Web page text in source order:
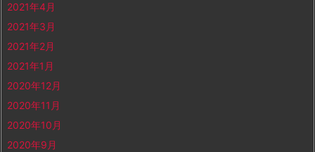
2021年4月
2021年3月
2021年2月
2021年1月
2020年12月
2020年11月
2020年10月
2020年9月